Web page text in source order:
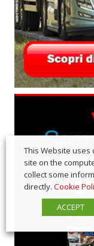
This Website uses
site on the
collect some
directly. Cookie
ACCEPT